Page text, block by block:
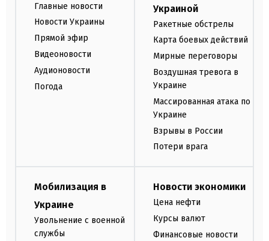
Главные новости
Новости Украины
Прямой эфир
Видеоновости
Аудионовости
Погода
Украиной
Ракетные обстрелы
Карта боевых действий
Мирные переговоры
Воздушная тревога в
Украине
Массированная атака по
Украине
Взрывы в России
Потери врага
Мобилизация в
Украине
Увольнение с военной
службы
Новости экономики
Цена нефти
Курсы валют
Финансовые новости